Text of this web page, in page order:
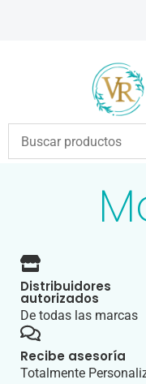
Distribuidores
autorizados
De todas las marcas
Recibe asesoría
Totalmente